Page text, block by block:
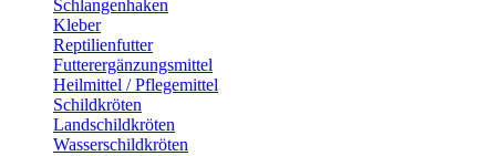
Schlangenhaken
Kleber
Reptilienfutter
Futterergänzungsmittel
Heilmittel / Pflegemittel
Schildkröten
Landschildkröten
Wasserschildkröten